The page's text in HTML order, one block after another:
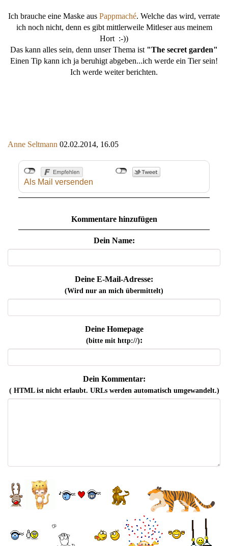
Ich brauche eine Maske aus Pappmaché. Welche das wird, verrate
ich noch nicht, denn es gibt mittlerweile Mitleser aus meinem
Hort :-))
Das kann alles sein, denn unser Thema ist "The secret garden"
Einen Tip kann ich ja beruhigt abgeben...ich werde ein Tier sein!
Ich werde weiter berichten.
Anne Seltmann 02.02.2014, 16.05
Als Mail versenden
Kommentare hinzufügen
Dein Name:
Deine E-Mail-Adresse:
(Wird nur an mich übermittelt)
Deine Homepage
(bitte mit http://):
Dein Kommentar:
( HTML ist nichterlaubt. URLs werden automatisch umgewandelt.)